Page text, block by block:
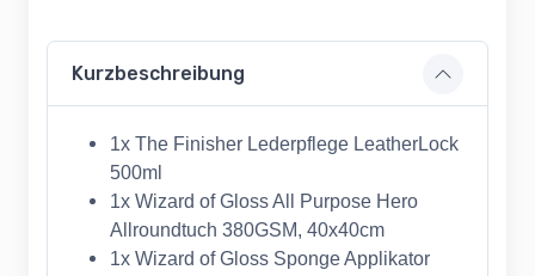
Kurzbeschreibung
1x The Finisher Lederpflege LeatherLock
500ml
1x Wizard of Gloss All Purpose Hero
Allroundtuch 380GSM, 40x40cm
1x Wizard of Gloss Sponge Applikator